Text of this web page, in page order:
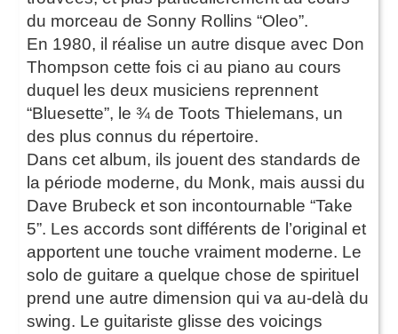
du morceau de Sonny Rollins “Oleo”.
En 1980, il réalise un autre disque avec Don
Thompson cette fois ci au piano au cours
duquel les deux musiciens reprennent
“Bluesette”, le ¾ de Toots Thielemans, un
des plus connus du répertoire.
Dans cet album, ils jouent des standards de
la période moderne, du Monk, mais aussi du
Dave Brubeck et son incontournable “Take
5”. Les accords sont différents de l’original et
apportent une touche vraiment moderne. Le
solo de guitare a quelque chose de spirituel
prend une autre dimension qui va au-delà du
swing. Le guitariste glisse des voicings